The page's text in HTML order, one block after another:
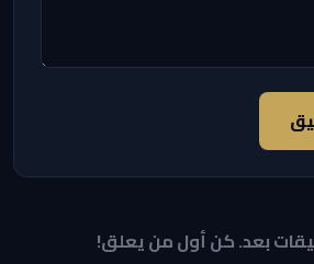
بعد. كن أول من يعلق!